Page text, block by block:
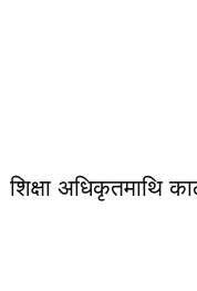
शिक्षा अधिकृतमाथि